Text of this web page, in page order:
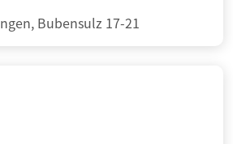
Bubensulz 17-21